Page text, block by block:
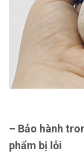
– Bảo hành
phẩm bị lỗi